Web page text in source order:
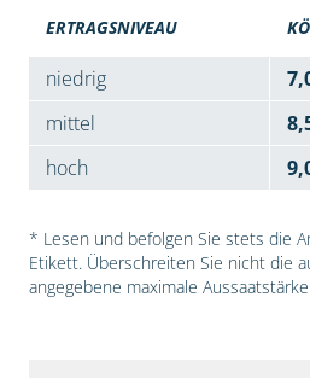
ERTRAGSNIVEAU
niedrig
mittel
hoch
* Lesen und befolgen Sie stets die
Etikett. Überschreiten Sie nicht die
angegebene maximale